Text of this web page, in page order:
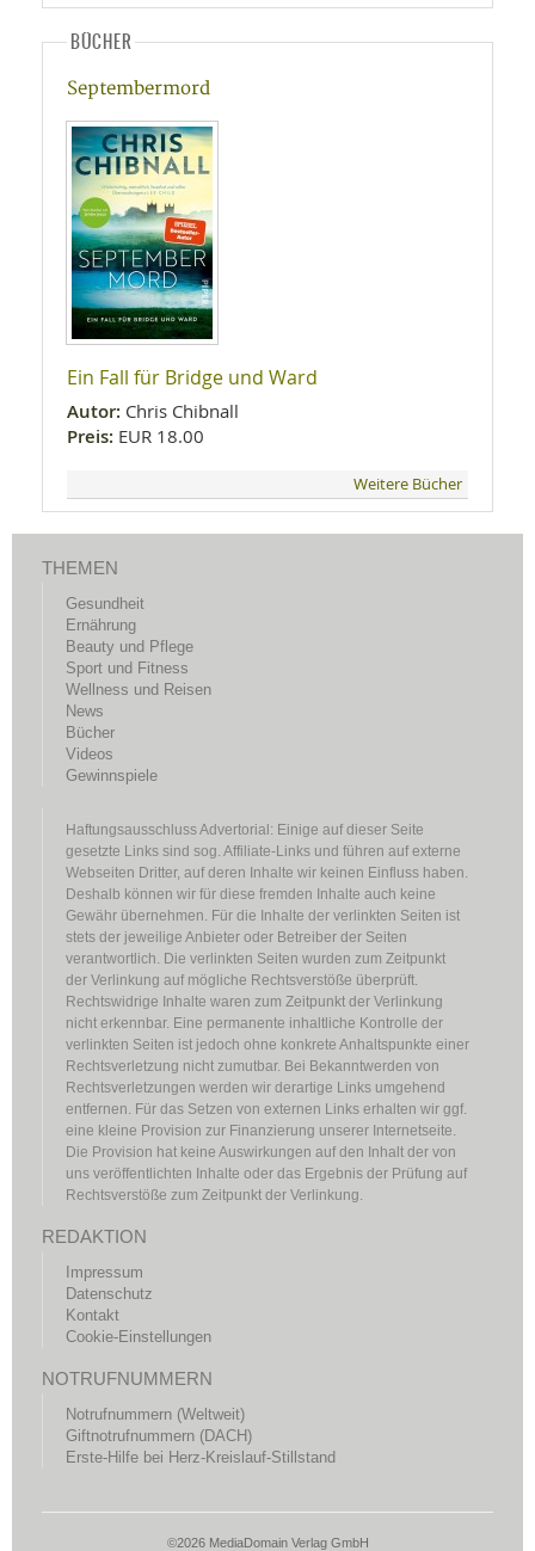
BÜCHER
Septembermord
Ein Fall für Bridge und Ward
Autor: Chris Chibnall
Preis: EUR 18.00
Weitere Bücher
THEMEN
Gesundheit
Ernährung
Beauty und Pflege
Sport und Fitness
Wellness und Reisen
News
Bücher
Videos
Gewinnspiele
Haftungsausschluss Advertorial: Einige auf dieser Seite
gesetzte Links sind sog. Affiliate-Links und führen auf externe
Webseiten Dritter, auf deren Inhalte wir keinen Einfluss haben.
Deshalb können wir für diese fremden Inhalte auch keine
Gewähr übernehmen. Für die Inhalte der verlinkten Seiten ist
stets der jeweilige Anbieter oder Betreiber der Seiten
verantwortlich. Die verlinkten Seiten wurden zum Zeitpunkt
der Verlinkung auf mögliche Rechtsverstöße überprüft.
Rechtswidrige Inhalte waren zum Zeitpunkt der Verlinkung
nicht erkennbar. Eine permanente inhaltliche Kontrolle der
verlinkten Seiten ist jedoch ohne konkrete Anhaltspunkte einer
Rechtsverletzung nicht zumutbar. Bei Bekanntwerden von
Rechtsverletzungen werden wir derartige Links umgehend
entfernen. Für das Setzen von externen Links erhalten wir ggf.
eine kleine Provision zur Finanzierung unserer Internetseite.
Die Provision hat keine Auswirkungen auf den Inhalt der von
uns veröffentlichten Inhalte oder das Ergebnis der Prüfung auf
Rechtsverstöße zum Zeitpunkt der Verlinkung.
REDAKTION
Impressum
Datenschutz
Kontakt
Cookie-Einstellungen
NOTRUFNUMMERN
Notrufnummern (Weltweit)
Giftnotrufnummern (DACH)
Erste-Hilfe bei Herz-Kreislauf-Stillstand
©2026 MediaDomain Verlag GmbH